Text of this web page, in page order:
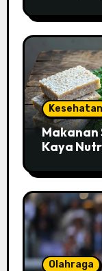
Kesehatan
Makanan
Kaya
Olahraga